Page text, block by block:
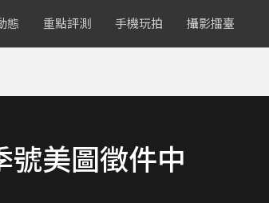
態 重點評測 手機玩拍 攝影擂臺
號美圖徵件中